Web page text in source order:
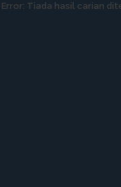
Error: Tiada hasil carian